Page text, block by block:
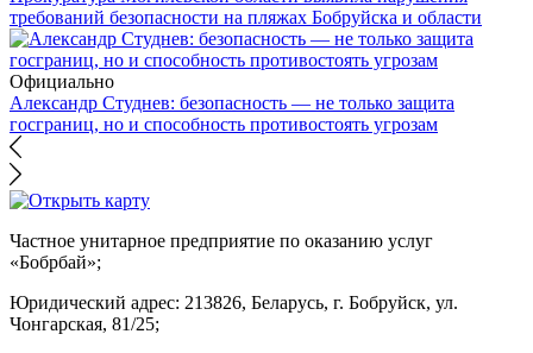
требований безопасности на пляжах Бобруйска и области
Официально
Александр Студнев: безопасность — не только защита
госграниц, но и способность противостоять угрозам
Частное унитарное предприятие по оказанию услуг
«Бобрбай»;
Юридический адрес: 213826, Беларусь, г. Бобруйск, ул.
Чонгарская, 81/25;